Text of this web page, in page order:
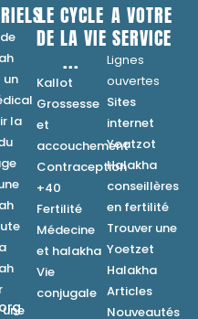
un
la
LE CYCLE
DE LA VIE
...
Kallot
Grossesse
et
accouchement
Contraception
+40
Fertilité
Médecine
et halakha
Vie
conjugale
A VOTRE
SERVICE
Lignes
ouvertes
Sites
internet
Yoatzot
Halakha
conseillères
en fertilité
Trouver une
Yoetzet
Halakha
Articles
Nouveautés